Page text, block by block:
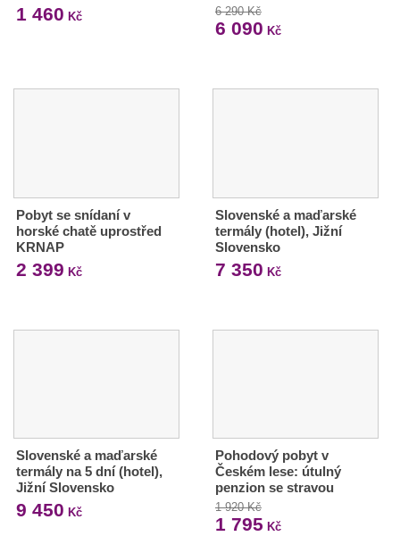
1 460 Kč 6 290 Kč
6 090 Kč
Pobyt se snídaní v
horské chatě uprostřed
KRNAP
2 399 Kč
Slovenské a maďarské
termály (hotel), Jižní
Slovensko
7 350 Kč
Slovenské a maďarské
termály na 5 dní (hotel),
Jižní Slovensko
9 450 Kč
Pohodový pobyt v
Českém lese: útulný
penzion se stravou
1 920 Kč
1 795 Kč